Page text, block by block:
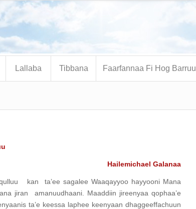
Lallaba Tibbana Faarfannaa Fi Hog Barruu
Hailemichael Galanaa
kan ta’ee sagalee Waaqayyoo hayyooni Mana
jiran amanuudhaani. Maaddiin jireenyaa qophaa’e
ta’e keessa laphee keenyaan dhaggeeffachuun